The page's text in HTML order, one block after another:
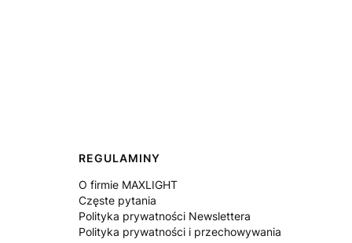
REGULAMINY
O firmie MAXLIGHT
Częste pytania
Polityka prywatności Newslettera
Polityka prywatności i przechowywania